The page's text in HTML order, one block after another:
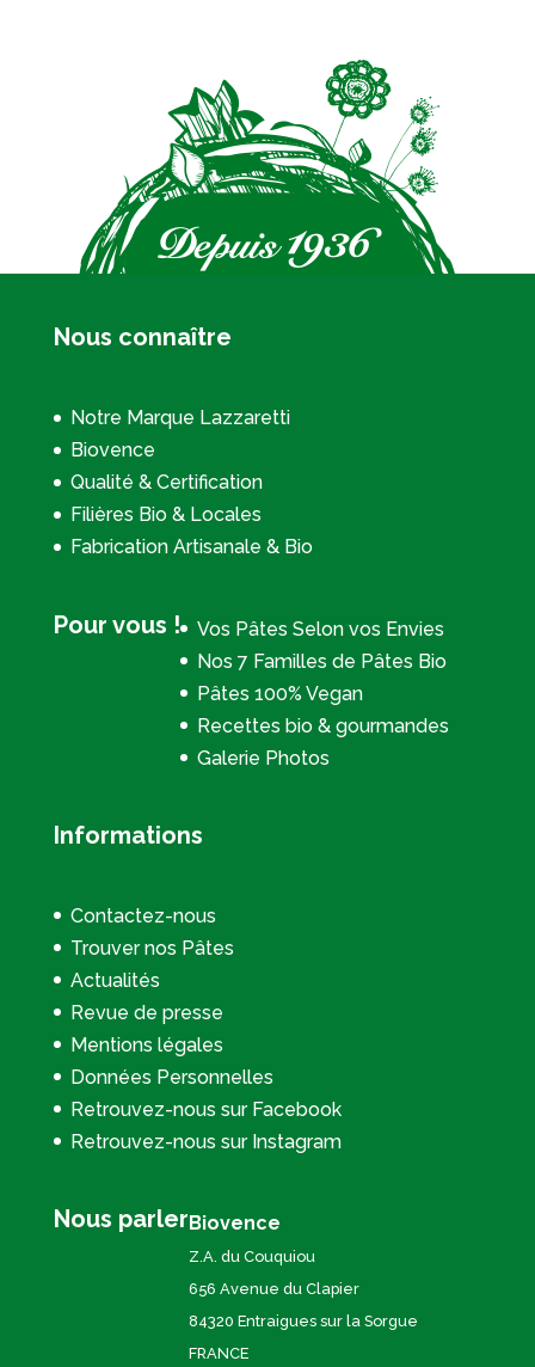
Nous connaître
Notre Marque Lazzaretti
Biovence
Qualité & Certification
Filières Bio & Locales
Fabrication Artisanale & Bio
Pour vous !
Vos Pâtes Selon vos Envies
Nos 7 Familles de Pâtes Bio
Pâtes 100% Vegan
Recettes bio & gourmandes
Galerie Photos
Informations
Contactez-nous
Trouver nos Pâtes
Actualités
Revue de presse
Mentions légales
Données Personnelles
Retrouvez-nous sur Facebook
Retrouvez-nous sur Instagram
Nous parlerBiovence
Z.A. du Couquiou
656 Avenue du Clapier
84320 Entraigues sur la Sorgue
FRANCE